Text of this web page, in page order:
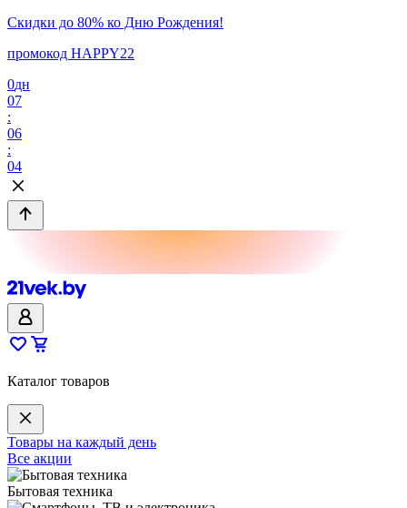
Скидки до 80% ко Дню Рождения!
промокод HAPPY22
0дн
07
:
06
:
04
Каталог товаров
Товары на каждый день
Все акции
Бытовая техника